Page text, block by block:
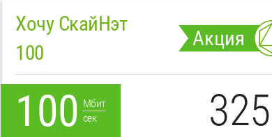
Хочу СкайНэт
100
Акция
100 Мбит
сек
325